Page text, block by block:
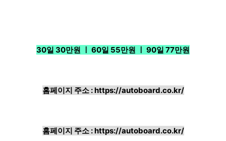
30일 30만원 ㅣ 60일 55만원 ㅣ 90일 77만원
홈페이지 주소 :https://autoboard.co.kr/
홈페이지 주소 :https://autoboard.co.kr/